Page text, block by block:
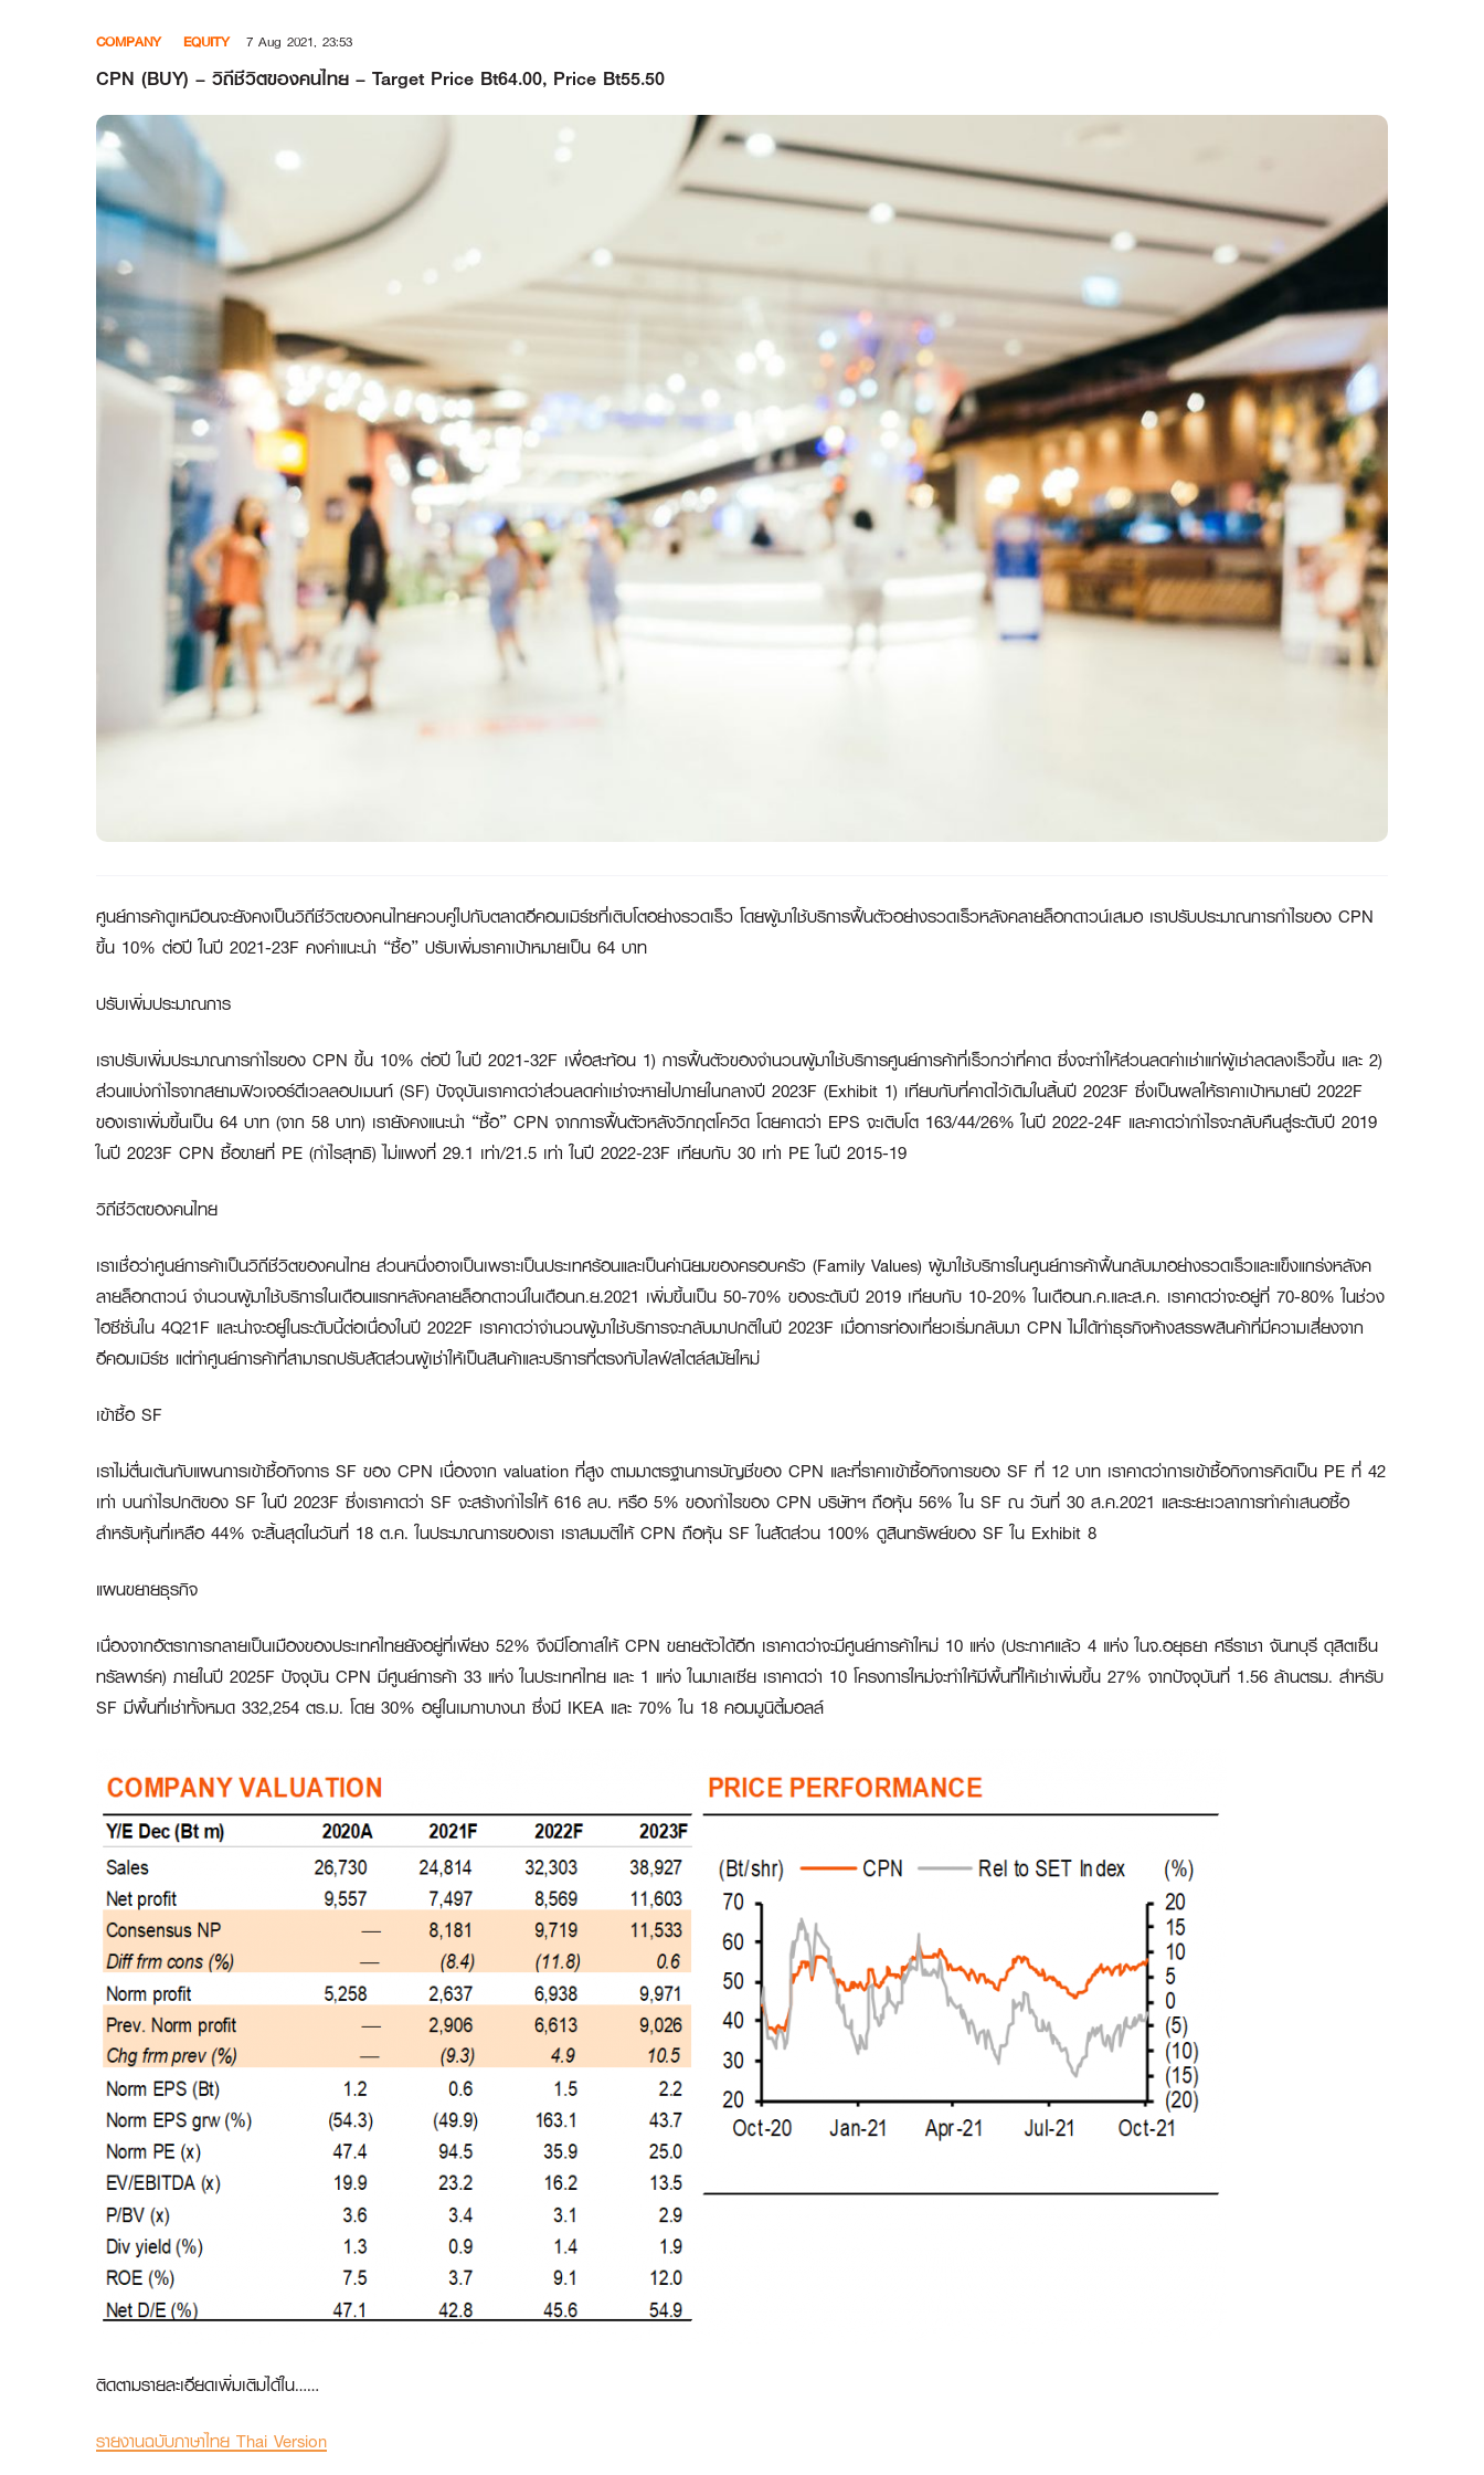
COMPANY EQUITY 7 Aug 2021, 23:53
CPN (BUY) – วิถีชีวิตของคนไทย – Target Price Bt64.00, Price Bt55.50
ศูนย์การค้าดูเหมือนจะยังคงเป็นวิถีชีวิตของคนไทยควบคู่ไปกับตลาดอีคอมเมิร์ซที่เติบโตอย่างรวดเร็ว โดยผู้มาใช้บริการฟื้นตัวอย่างรวดเร็วหลังคลายล็อกดาวน์เสมอ เราปรับประมาณการกำไรของ CPN
ขึ้น 10% ต่อปี ในปี 2021-23F คงคำแนะนำ “ซื้อ” ปรับเพิ่มราคาเป้าหมายเป็น 64 บาท
ปรับเพิ่มประมาณการ
เราปรับเพิ่มประมาณการกำไรของ CPN ขึ้น 10% ต่อปี ในปี 2021-32F เพื่อสะท้อน 1) การฟื้นตัวของจำนวนผู้มาใช้บริการศูนย์การค้าที่เร็วกว่าที่คาด ซึ่งจะทำให้ส่วนลดค่าเช่าแก่ผู้เช่าลดลงเร็วขึ้น และ 2)
ส่วนแบ่งกำไรจากสยามฟิวเจอร์ดีเวลลอปเมนท์ (SF) ปัจจุบันเราคาดว่าส่วนลดค่าเช่าจะหายไปภายในกลางปี 2023F (Exhibit 1) เทียบกับที่คาดไว้เดิมในสิ้นปี 2023F ซึ่งเป็นผลให้ราคาเป้าหมายปี 2022F
ของเราเพิ่มขึ้นเป็น 64 บาท (จาก 58 บาท) เรายังคงแนะนำ “ซื้อ” CPN จากการฟื้นตัวหลังวิกฤตโควิด โดยคาดว่า EPS จะเติบโต 163/44/26% ในปี 2022-24F และคาดว่ากำไรจะกลับคืนสู่ระดับปี 2019
ในปี 2023F CPN ซื้อขายที่ PE (กำไรสุทธิ) ไม่แพงที่ 29.1 เท่า/21.5 เท่า ในปี 2022-23F เทียบกับ 30 เท่า PE ในปี 2015-19
วิถีชีวิตของคนไทย
เราเชื่อว่าศูนย์การค้าเป็นวิถีชีวิตของคนไทย ส่วนหนึ่งอาจเป็นเพราะเป็นประเทศร้อนและเป็นค่านิยมของครอบครัว (Family Values) ผู้มาใช้บริการในศูนย์การค้าฟื้นกลับมาอย่างรวดเร็วและแข็งแกร่งหลังค
ลายล็อกดาวน์ จำนวนผู้มาใช้บริการในเดือนแรกหลังคลายล็อกดาวน์ในเดือนก.ย.2021 เพิ่มขึ้นเป็น 50-70% ของระดับปี 2019 เทียบกับ 10-20% ในเดือนก.ค.และส.ค. เราคาดว่าจะอยู่ที่ 70-80% ในช่วง
ไฮซีซั่นใน 4Q21F และน่าจะอยู่ในระดับนี้ต่อเนื่องในปี 2022F เราคาดว่าจำนวนผู้มาใช้บริการจะกลับมาปกติในปี 2023F เมื่อการท่องเที่ยวเริ่มกลับมา CPN ไม่ได้ทำธุรกิจห้างสรรพสินค้าที่มีความเสี่ยงจาก
อีคอมเมิร์ซ แต่ทำศูนย์การค้าที่สามารถปรับสัดส่วนผู้เช่าให้เป็นสินค้าและบริการที่ตรงกับไลฟ์สไตล์สมัยใหม่
เข้าซื้อ SF
เราไม่ตื่นเต้นกับแผนการเข้าซื้อกิจการ SF ของ CPN เนื่องจาก valuation ที่สูง ตามมาตรฐานการบัญชีของ CPN และที่ราคาเข้าซื้อกิจการของ SF ที่ 12 บาท เราคาดว่าการเข้าซื้อกิจการคิดเป็น PE ที่ 42
เท่า บนกำไรปกติของ SF ในปี 2023F ซึ่งเราคาดว่า SF จะสร้างกำไรให้ 616 ลบ. หรือ 5% ของกำไรของ CPN บริษัทฯ ถือหุ้น 56% ใน SF ณ วันที่ 30 ส.ค.2021 และระยะเวลาการทำคำเสนอซื้อ
สำหรับหุ้นที่เหลือ 44% จะสิ้นสุดในวันที่ 18 ต.ค. ในประมาณการของเรา เราสมมติให้ CPN ถือหุ้น SF ในสัดส่วน 100% ดูสินทรัพย์ของ SF ใน Exhibit 8
แผนขยายธุรกิจ
เนื่องจากอัตราการกลายเป็นเมืองของประเทศไทยยังอยู่ที่เพียง 52% จึงมีโอกาสให้ CPN ขยายตัวได้อีก เราคาดว่าจะมีศูนย์การค้าใหม่ 10 แห่ง (ประกาศแล้ว 4 แห่ง ในจ.อยุธยา ศรีราชา จันทบุรี ดุสิตเซ็น
ทรัลพาร์ค) ภายในปี 2025F ปัจจุบัน CPN มีศูนย์การค้า 33 แห่ง ในประเทศไทย และ 1 แห่ง ในมาเลเซีย เราคาดว่า 10 โครงการใหม่จะทำให้มีพื้นที่ให้เช่าเพิ่มขึ้น 27% จากปัจจุบันที่ 1.56 ล้านตรม. สำหรับ
SF มีพื้นที่เช่าทั้งหมด 332,254 ตร.ม. โดย 30% อยู่ในเมกาบางนา ซึ่งมี IKEA และ 70% ใน 18 คอมมูนิตี้มอลล์
ติดตามรายละเอียดเพิ่มเติมได้ใน……
รายงานฉบับภาษาไทย Thai Version